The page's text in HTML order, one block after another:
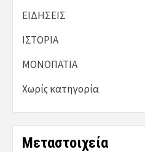
ΕΙΔΗΣΕΙΣ
ΙΣΤΟΡΙΑ
ΜΟΝΟΠΑΤΙΑ
Χωρίς κατηγορία
Μεταστοιχεία